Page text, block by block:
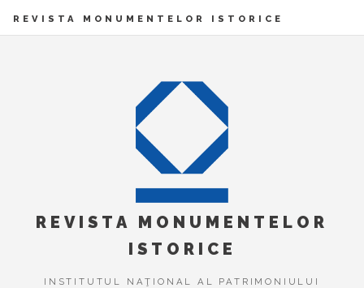
REVISTA MONUMENTELOR ISTORICE
REVISTA MONUMENTELOR
ISTORICE
INSTITUTUL NAŢIONAL AL PATRIMONIULUI